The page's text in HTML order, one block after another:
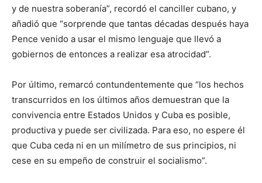
y de nuestra soberanía”, recordó el canciller cubano, y
añadió que “sorprende que tantas décadas después haya
Pence venido a usar el mismo lenguaje que llevó a
gobiernos de entonces a realizar esa atrocidad”.
Por último, remarcó contundentemente que “los hechos
transcurridos en los últimos años demuestran que la
convivencia entre Estados Unidos y Cuba es posible,
productiva y puede ser civilizada. Para eso, no espere él
que Cuba ceda ni en un milímetro de sus principios, ni
cese en su empeño de construir el socialismo”.